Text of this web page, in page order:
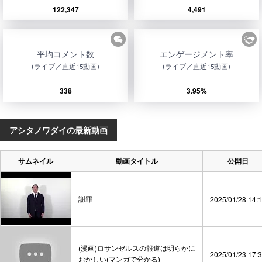
122,347 4,491
平均コメント数
(ライブ／直近15動画)
338
エンゲージメント率
(ライブ／直近15動画)
3.95%
アシタノワダイの最新動画
サムネイル 動画タイトル 公開日
謝罪 2025/01/28
(漫画)ロサンゼルスの報道は明らかに
おかしい(マンガで分かる)
2025/01/23